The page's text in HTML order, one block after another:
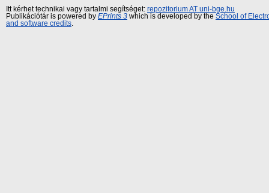
Itt kérhet technikai vagy tartalmi segítséget: repozitorium AT uni-bge.hu
Publikációtár is powered by EPrints 3 which is developed by the School of
and software credits